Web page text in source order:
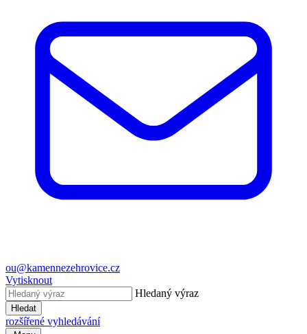
ou@kamennezehrovice.cz
Vytisknout
Hledaný výraz
Hledat
rozšířené vyhledávání